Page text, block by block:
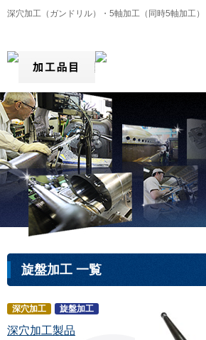
深穴加工（ガンドリル）・5軸加工（同時5軸加工
旋盤加工 一覧
深穴加工 旋盤加工
深穴加工製品